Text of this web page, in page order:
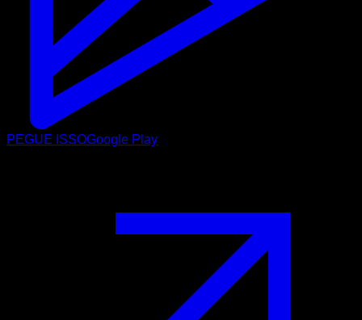
PEGUE ISSOGoogle Play